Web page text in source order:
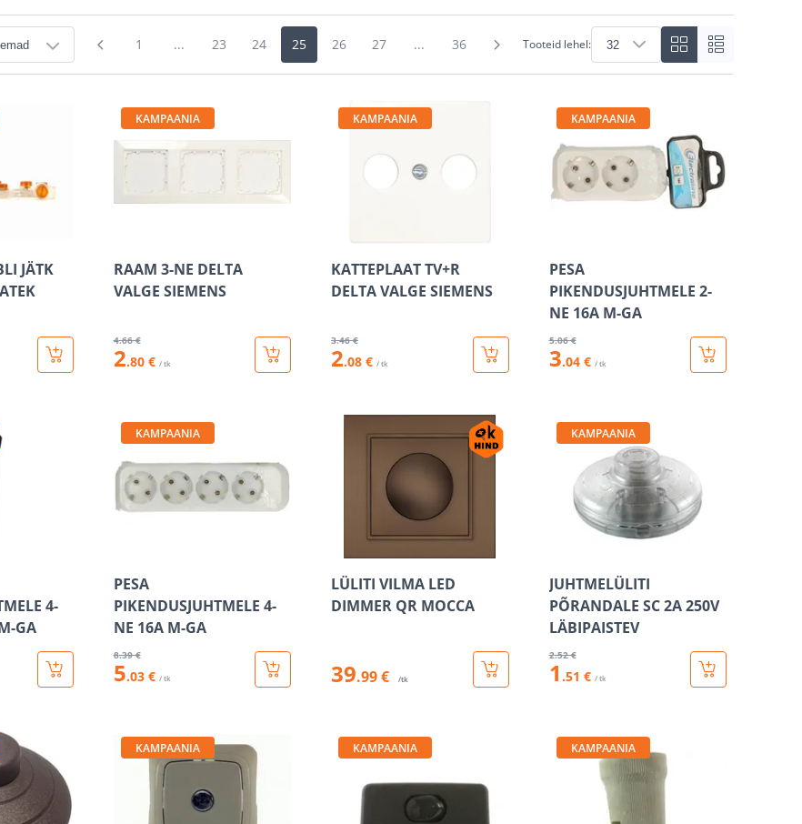
1 ... 23 24 25 26 27 ... 36 Tooteid lehel:
JÄTK
KAMPAANIA
RAAM 3-NE DELTA
VALGE SIEMENS
4.66 €
2.80 € / tk
KAMPAANIA
KATTEPLAAT TV+R
DELTA VALGE SIEMENS
3.46 €
2.08 € / tk
KAMPAANIA
PESA
PIKENDUSJUHTMELE 2-
NE 16A M-GA
5.06 €
3.04 € / tk
4-
GA
KAMPAANIA
PESA
PIKENDUSJUHTMELE 4-
NE 16A M-GA
8.39 €
5.03 € / tk
LÜLITI VILMA LED
DIMMER QR MOCCA
39.99 € /tk
KAMPAANIA
JUHTMELÜLITI
PÕRANDALE SC 2A 250V
LÄBIPAISTEV
2.52 €
1 .51 € / tk
KAMPAANIA KAMPAANIA KAMPAANIA